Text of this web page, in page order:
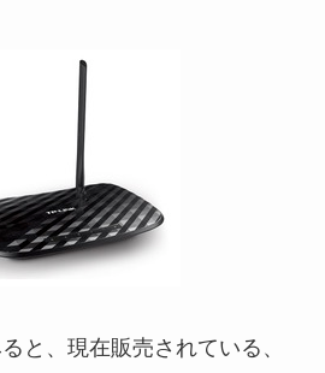
と、現在販売されている、